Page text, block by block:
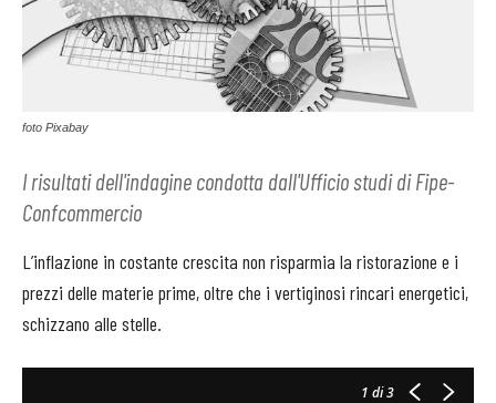
foto Pixabay
I risultati dell'indagine condotta dall'Ufficio studi di Fipe-
Confcommercio
L’inflazione in costante crescita non risparmia la ristorazione e i
prezzi delle materie prime, oltre che i vertiginosi rincari energetici,
schizzano alle stelle.
1 di 3